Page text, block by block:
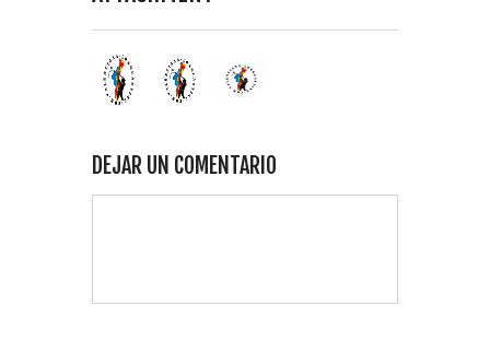
DEJAR UN COMENTARIO